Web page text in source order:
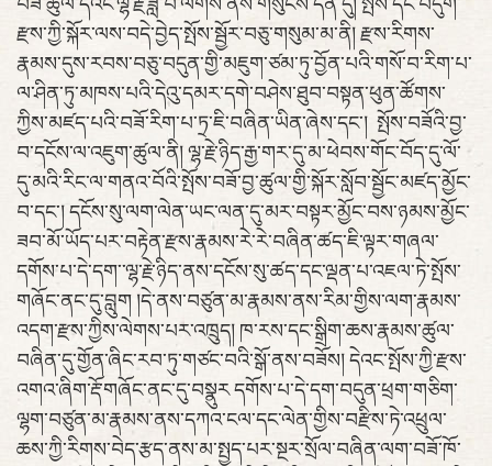
བཟོ་ཚུལ་དེའང་ལྷ་རྗེ་ཟླ་བ་ལགས་ནས་གསུངས་དོན་དུ། སྤོས་དང་བདུག་
རྫས་ཀྱི་སྐོར་ལས་བདེ་བྱེད་སྤོས་སྦྱོར་བཅུ་གསུམ་མ་ནི། རྫས་རིགས་
རྣམས་དུས་རབས་བཅུ་བདུན་གྱི་མཇུག་ཙམ་ཏུ་བྱོན་པའི་གསོ་བ་ཪིག་པ་
ལ་ཤིན་ཏུ་མཁས་པའི་དེའུ་དམར་དགེ་བཤེས་ཐུབ་བསྟན་ཕུན་ཚོགས་
ཀྱིས་མཛད་པའི་བཟོ་རིག་པ་ཏྲ་ཇི་བཞིན་ཡིན་ཞེས་དང་། སྤོས་བཟོའི་བྱ་
བ་དངོས་ལ་འཇུག་ཚུལ་ནི། ལྷ་རྗེ་ཉིད་རྒྱ་གར་དུ་མ་ཕེབས་གོང་བོད་དུ་ལོ་
དུ་མའི་རིང་ལ་གནའ་བོའི་སྤོས་བཟོ་བྱ་ཚུལ་གྱི་སྐོར་སློབ་སྦྱོང་མཛད་མྱོང་
བ་དང་། དངོས་སུ་ལག་ལེན་ཡང་ལན་དུ་མར་བསྟར་མྱོང་བས་ཉམས་མྱོང་
ཟབ་མོ་ཡོད་པར་བརྟེན་རྫས་རྣམས་རེ་རེ་བཞིན་ཚད་ཇི་ལྟར་གཞལ་
དགོས་པ་དེ་དག་་ལྷ་རྗེ་ཉིད་ནས་དངོས་སུ་ཚད་དང་ལྡན་པ་འཇལ་ཏེ་སྤོས་
གཞོང་ནང་དུ་བླུག །དེ་ནས་བཙུན་མ་རྣམས་ནས་རིམ་གྱིས་ལག་རྣམས་
འདག་རྫས་ཀྱིས་ལེགས་པར་འཁྲུད། ཁ་རས་དང་སྒྲིག་ཆས་རྣམས་ཚུལ་
བཞིན་དུ་གྱོན་ཞིང་རབ་ཏུ་གཙང་བའི་སྒོ་ནས་བཟོས། དེའང་སྤོས་ཀྱི་རྫས་
འགའ་ཞིག་རྡོ་གཞོང་ནང་དུ་བསྣུར དགོས་པ་དེ་དག་བདུན་ཕྲག་གཅིག་
ལྷག་བཙུན་མ་རྣམས་ནས་དཀའ་ངལ་དང་ལེན་གྱིས་བརྫིས་ཏེ་འཕྲུལ་
ཆས་ཀྱི་རིགས་བེད་རྩད་ནས་མ་སྤྱད་པར་སྔར་སྲོལ་བཞིན་ལག་བཟོ་ཁོ་